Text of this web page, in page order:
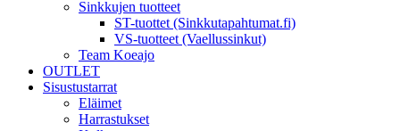
Sinkkujen tuotteet
ST-tuottet (Sinkkutapahtumat.fi)
VS-tuotteet (Vaellussinkut)
Team Koeajo
OUTLET
Sisustustarrat
Eläimet
Harrastukset